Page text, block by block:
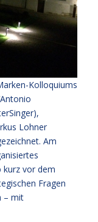
Kolloquiums
Lohner
Am
kurz vor dem
Fragen
– mit